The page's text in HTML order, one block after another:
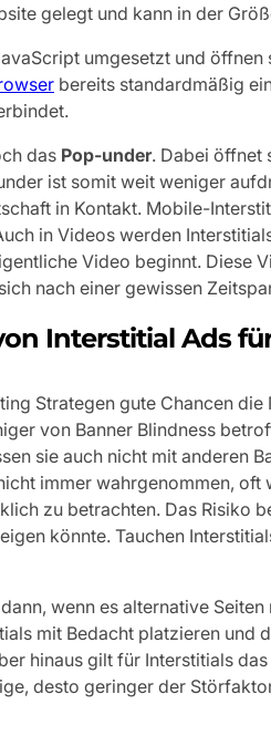
gelegt und kann in der
umgesetzt und
bereits standardmäßig
das Pop-under. Dabei öffnet
ist somit weit weniger
in Kontakt. Mobile-
in Videos werden
Video beginnt. Diese
nach einer gewissen
Interstitial Ads
Strategen gute Chancen
von Banner Blindness
sie auch nicht mit anderen
immer wahrgenommen,
zu betrachten. Das Risiko
könnte. Tauchen
wenn es alternative
mit Bedacht platzieren und
hinaus gilt für Interstitials
desto geringer der